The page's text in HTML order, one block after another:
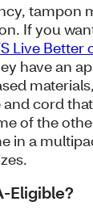
tampon
If you
Live Better
have an
cord
of the
in a
Eligible?